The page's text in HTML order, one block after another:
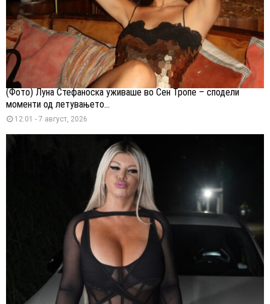
(Фото) Луна Стефаноска уживаше во Сен Тропе – сподели
моменти од летувањето...
12:01 - 7 август, 2026